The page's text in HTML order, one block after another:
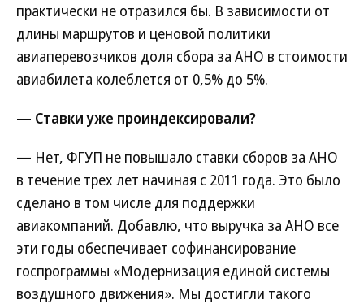
практически не отразился бы. В зависимости от
длины маршрутов и ценовой политики
авиаперевозчиков доля сбора за АНО в стоимости
авиабилета колеблется от 0,5% до 5%.
— Ставки уже проиндексировали?
— Нет, ФГУП не повышало ставки сборов за АНО
в течение трех лет начиная с 2011 года. Это было
сделано в том числе для поддержки
авиакомпаний. Добавлю, что выручка за АНО все
эти годы обеспечивает софинансирование
госпрограммы «Модернизация единой системы
воздушного движения». Мы достигли такого